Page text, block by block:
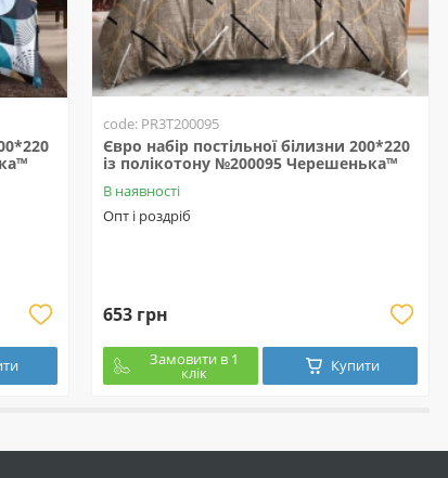
code: PR3T200095
Євро набір постільної білизни 200*220
із полікотону №200095 Черешенька™
В наявності
Опт і роздріб
653 грн
Замовити в 1
клік Купити